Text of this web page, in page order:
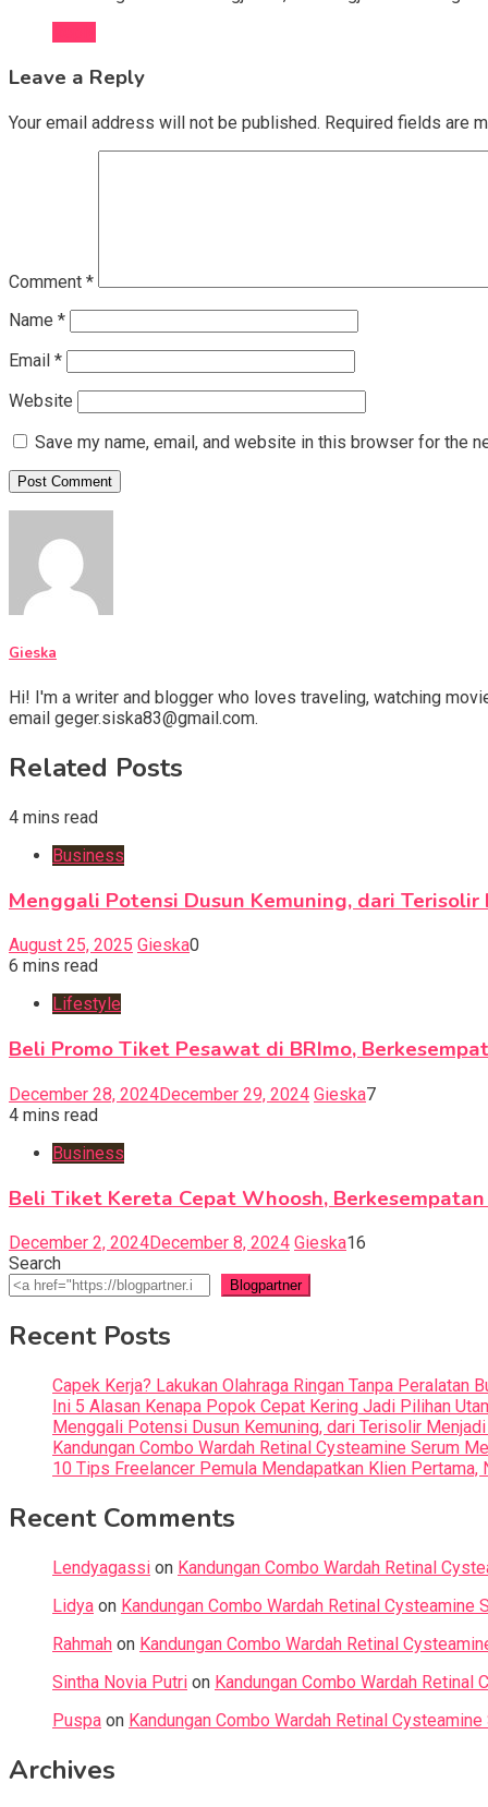
Leave a Reply
Your email address will not be published. Required fields are
Comment *
Name *
Email *
Website
Save my name, email, and website in this browser for the
Gieska
Hi! I'm a writer and blogger who loves traveling, watching
email geger.siska83@gmail.com.
Related Posts
4 mins read
Business
Menggali Potensi Dusun Kemuning, dari
August 25, 2025 Gieska0
6 mins read
Lifestyle
Beli Promo Tiket Pesawat di BRImo,
December 28, 2024December 29, 2024 Gieska7
4 mins read
Business
Beli Tiket Kereta Cepat Whoosh,
December 2, 2024December 8, 2024 Gieska16
Search
Blogpartner
Recent Posts
Capek Kerja? Lakukan Olahraga Ringan Tanpa Peralatan
Ini 5 Alasan Kenapa Popok Cepat Kering Jadi Pilihan
Menggali Potensi Dusun Kemuning, dari Terisolir
Kandungan Combo Wardah Retinal Cysteamine Serum
10 Tips Freelancer Pemula Mendapatkan Klien Pertama,
Recent Comments
Lendyagassi on Kandungan Combo Wardah Retinal
Lidya on Kandungan Combo Wardah Retinal
Rahmah on Kandungan Combo Wardah Retinal
Sintha Novia Putri on Kandungan Combo Wardah
Puspa on Kandungan Combo Wardah Retinal
Archives